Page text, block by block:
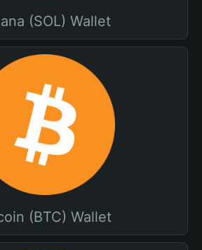
(SOL) Wallet
(BTC) Wallet